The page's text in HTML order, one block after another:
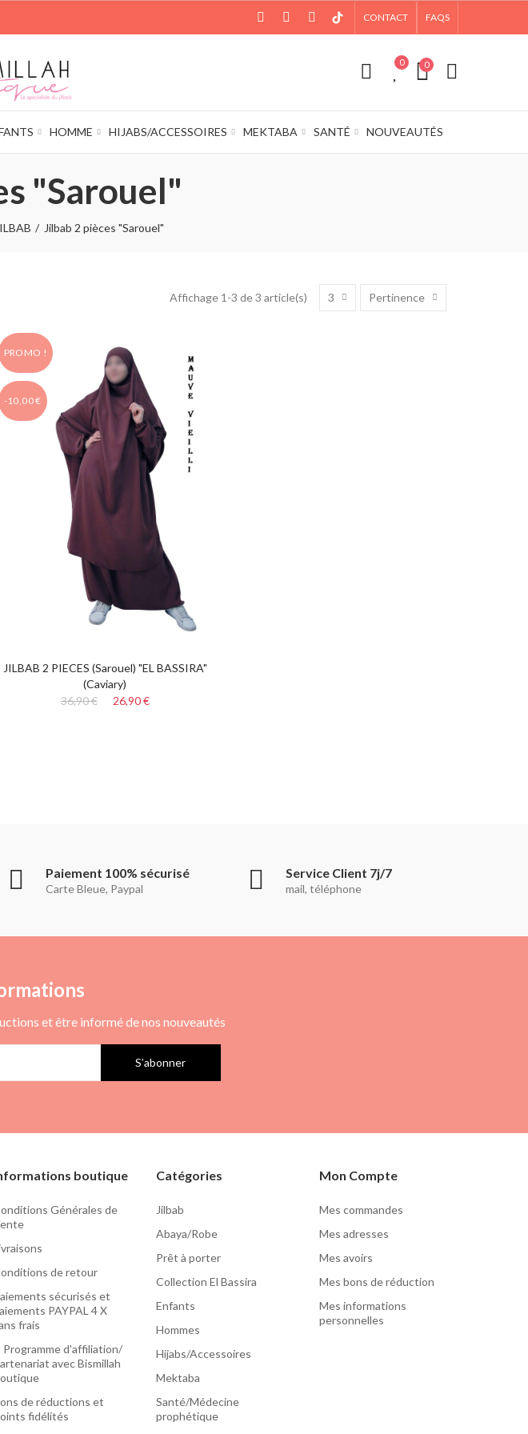
CONTACT FAQS
0 0
HOMME HIJABS/ACCESSOIRES MEKTABA SANTÉ NOUVEAUTÉS
"Sarouel"
Jilbab 2 pièces "Sarouel"
Affichage 1-3 de 3 article(s) 3 Pertinence
PROMO !
-10,00 €
JILBAB 2 PIECES (Sarouel) "EL BASSIRA"
(Caviary)
36,90 €
26,90 €
Paiement 100% sécurisé
Carte Bleue, Paypal
Service Client 7j/7
mail, téléphone
et être informé de nos nouveautés
S’abonner
boutique
Générales de
de retour
sécurisés et
PAYPAL 4 X
frais
Programme d'affiliation/
avec Bismillah
de réductions et
fidélités
Catégories
Jilbab
Abaya/Robe
Prêt à porter
Collection El Bassira
Enfants
Hommes
Hijabs/Accessoires
Mektaba
Santé/Médecine
prophétique
Mon Compte
Mes commandes
Mes adresses
Mes avoirs
Mes bons de réduction
Mes informations
personnelles